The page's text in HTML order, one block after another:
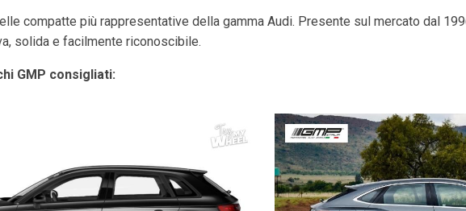
compatte più rappresentative della gamma Audi. Presente sul mercato dal
solida e facilmente riconoscibile.
GMP consigliati: